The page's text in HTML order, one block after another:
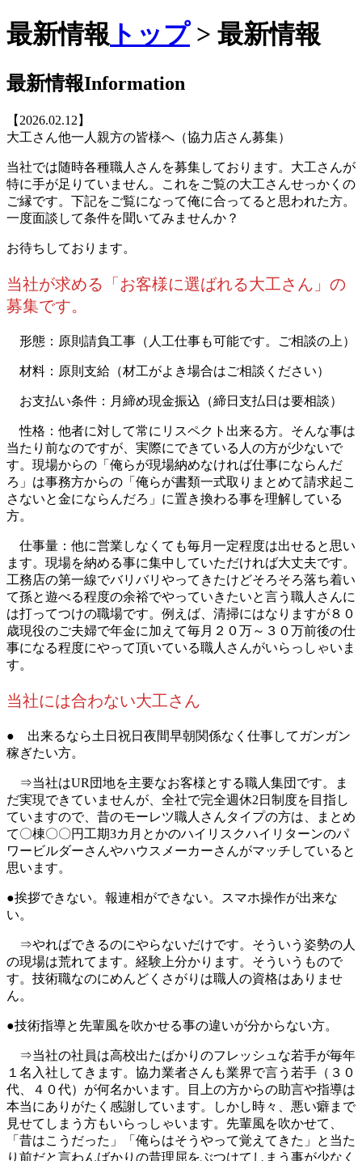
最新情報 トップ> 最新情報
最新情報Information
【2026.02.12】
大工さん他一人親方の皆様へ（協力店さん募集）
当社では随時各種職人さんを募集しております。大工さんが
特に手が足りていません。これをご覧の大工さんせっかくの
ご縁です。下記をご覧になって俺に合ってると思われた方。
一度面談して条件を聞いてみませんか？
お待ちしております。
当社が求める「お客様に選ばれる大工さん」の
募集です。
形態：原則請負工事（人工仕事も可能です。ご相談の上）
材料：原則支給（材工がよき場合はご相談ください）
お支払い条件：月締め現金振込（締日支払日は要相談）
性格：他者に対して常にリスペクト出来る方。そんな事は
当たり前なのですが、実際にできている人の方が少ないで
す。現場からの「俺らが現場納めなければ仕事にならんだ
ろ」は事務方からの「俺らが書類一式取りまとめて請求起こ
さないと金にならんだろ」に置き換わる事を理解している
方。
仕事量：他に営業しなくても毎月一定程度は出せると思い
ます。現場を納める事に集中していただければ大丈夫です。
工務店の第一線でバリバリやってきたけどそろそろ落ち着い
て孫と遊べる程度の余裕でやっていきたいと言う職人さんに
は打ってつけの職場です。例えば、清掃にはなりますが８０
歳現役のご夫婦で年金に加えて毎月２０万～３０万前後の仕
事になる程度にやって頂いている職人さんがいらっしゃいま
す。
当社には合わない大工さん
● 出来るなら土日祝日夜間早朝関係なく仕事してガンガン
稼ぎたい方。
⇒当社はUR団地を主要なお客様とする職人集団です。ま
だ実現できていませんが、全社で完全週休2日制度を目指し
ていますので、昔のモーレツ職人さんタイプの方は、まとめ
て〇棟〇〇円工期3カ月とかのハイリスクハイリターンのパ
ワービルダーさんやハウスメーカーさんがマッチしていると
思います。
●挨拶できない。報連相ができない。スマホ操作が出来な
い。
⇒やればできるのにやらないだけです。そういう姿勢の人
の現場は荒れてます。経験上分かります。そういうもので
す。技術職なのにめんどくさがりは職人の資格はありませ
ん。
●技術指導と先輩風を吹かせる事の違いが分からない方。
⇒当社の社員は高校出たばかりのフレッシュな若手が毎年
１名入社してきます。協力業者さんも業界で言う若手（３０
代、４０代）が何名かいます。目上の方からの助言や指導は
本当にありがたく感謝しています。しかし時々、悪い癖まで
見せてしまう方もいらっしゃいます。先輩風を吹かせて、
「昔はこうだった」「俺らはそうやって覚えてきた」と当た
り前だと言わんばかりの昔理屈をぶつけてしまう事が少なく